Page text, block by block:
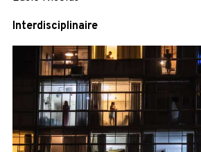
Interdisciplinaire